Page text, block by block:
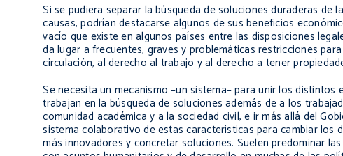
Si se pudiera separar la búsqueda de soluciones duraderas
causas, podrían destacarse algunos de sus beneficios
vacío que existe en algunos países entre las disposiciones
da lugar a frecuentes, graves y problemáticas restricciones
circulación, al derecho al trabajo y al derecho a tener
Se necesita un mecanismo –un sistema– para unir los
trabajan en la búsqueda de soluciones además de a los
comunidad académica y a la sociedad civil, e ir más allá del
sistema colaborativo de estas características para cambiar los
más innovadores y concretar soluciones. Suelen predominar